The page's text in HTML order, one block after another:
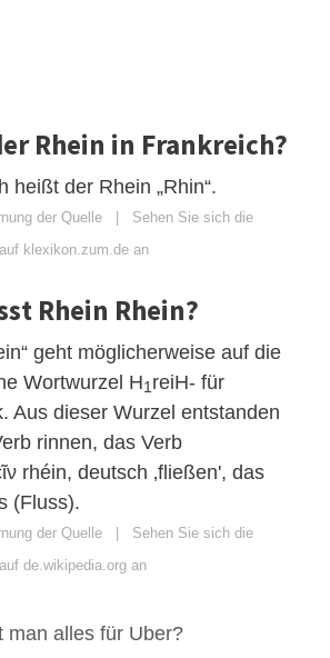
Rhein in Frankreich?
heißt der Rhein „Rhin“.
der Quelle | Sehen Sie sich die
klexikon.zum.de an
Rhein Rhein?
geht möglicherweise auf die
Wortwurzel H1reiH- für
Aus dieser Wurzel entstanden
rinnen, das Verb
rhéin, deutsch ‚fließen', das
(Fluss).
der Quelle | Sehen Sie sich die
de.wikipedia.org an
man alles für Uber?